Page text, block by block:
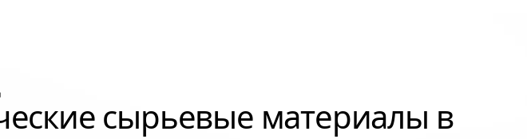
сырьевые материалы в